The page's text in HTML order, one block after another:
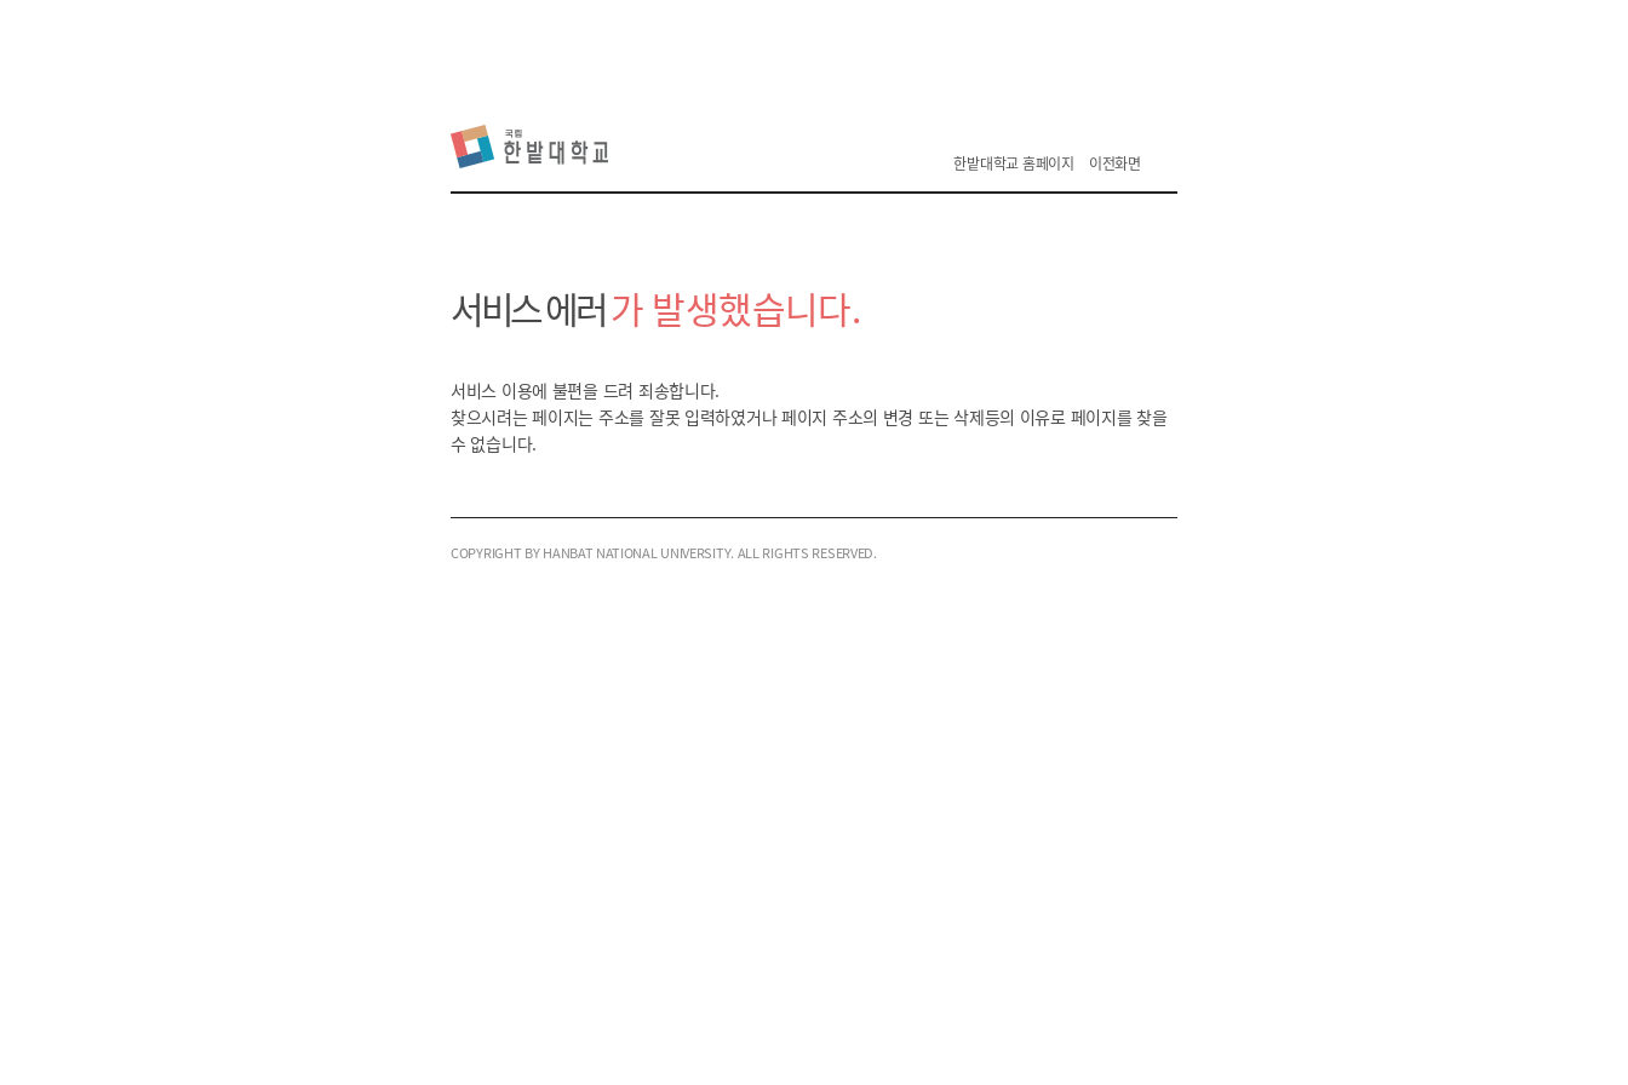
서비스 에러가 발생했습니다.
서비스 이용에 불편을 드려 죄송합니다.
찾으시려는 페이지는 주소를 잘못 입력하였거나 페이지 주소의 변경 또는 삭제등의 이유로 페이지를 찾을
수 없습니다.
한밭대학교 홈페이지 이전화면
COPYRIGHT BY HANBAT NATIONAL UNIVERSITY. ALL RIGHTS RESERVED.